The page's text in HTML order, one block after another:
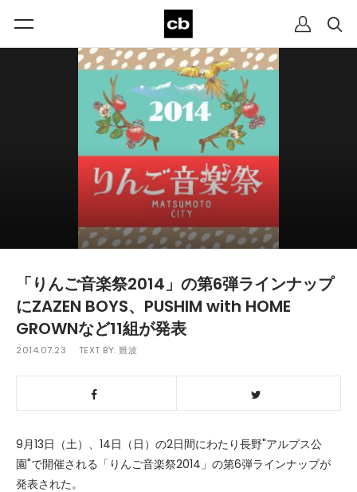
「りんご音楽祭2014」の第6弾ラインナップ
にZAZEN BOYS、PUSHIM with HOME
GROWNなど11組が発表
2014.07.23 TEXT BY:難波
9月13日（土）、14日（日）の2日間にわたり長野"アルプス公
園"で開催される「りんご音楽祭2014」の第6弾ラインナップが
発表された。